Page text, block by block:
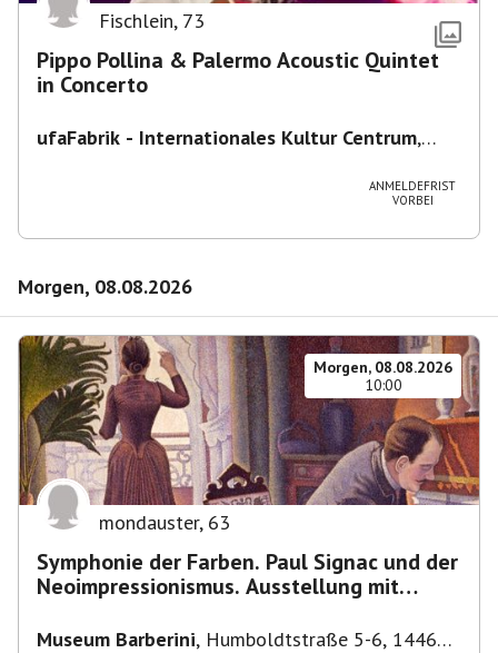
Fischlein, 73
Pippo Pollina & Palermo Acoustic Quintet
in Concerto
ufaFabrik - Internationales Kultur Centrum,
ANMELDEFRIST
VORBEI
Morgen, 08.08.2026
Morgen, 08.08.2026
10:00
mondauster, 63
Symphonie der Farben. Paul Signac und der
Neoimpressionismus. Ausstellung mit
Museum Barberini, Humboldtstraße 5-6, 14467